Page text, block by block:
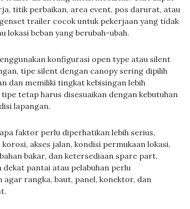
titik perbaikan, area event, pos darurat, atau
trailer cocok untuk pekerjaan yang tidak
lokasi beban yang berubah-ubah.
konfigurasi open type atau silent
tipe silent dengan canopy sering dipilih
dan memiliki tingkat kebisingan lebih
tetap harus disesuaikan dengan kebutuhan
lapangan.
faktor perlu diperhatikan lebih serius,
akses jalan, kondisi permukaan lokasi,
bakar, dan ketersediaan spare part.
pantai atau pelabuhan perlu
rangka, baut, panel, konektor, dan